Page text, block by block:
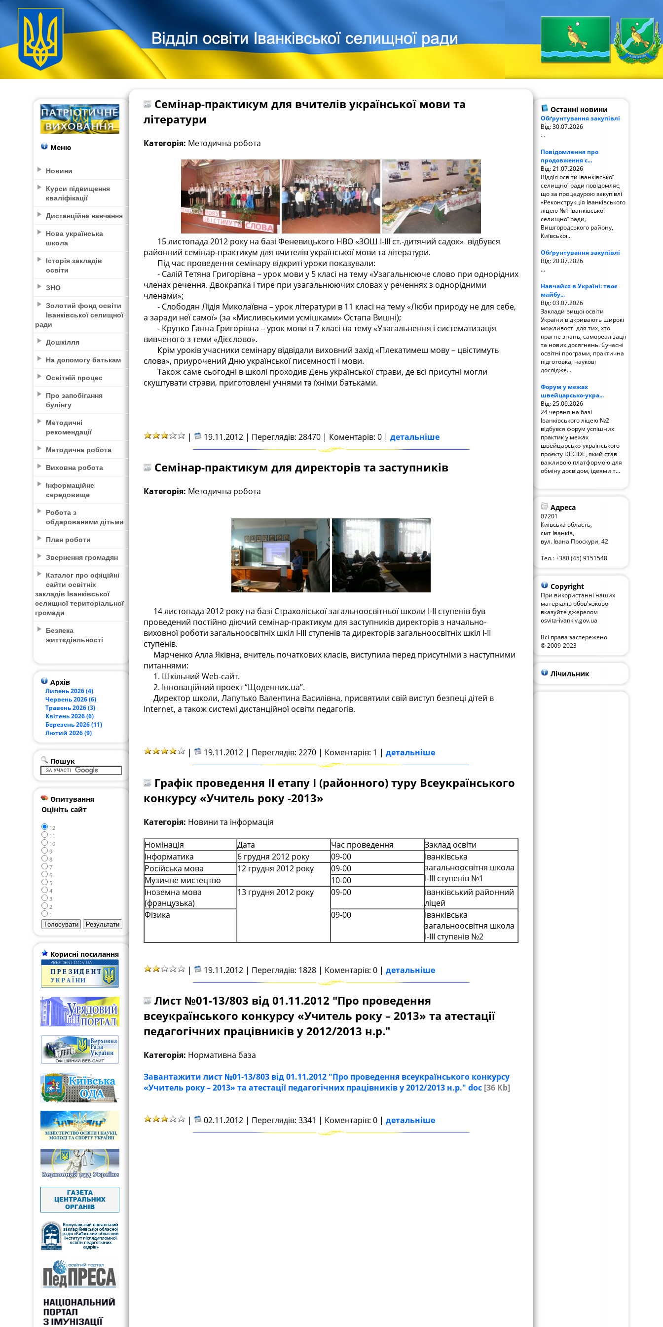
Меню
Новини
Курси підвищення
кваліфікації
Дистанційне навчання
Нова українська
школа
Історія закладів
освіти
ЗНО
Золотий фонд освіти
Іванківської селищної
ради
Дошкілля
На допомогу батькам
Освітній процес
Про запобігання
булінгу
Методичні
рекомендації
Методична робота
Виховна робота
Інформаційне
середовище
Робота з
обдарованими дітьми
План роботи
Звернення громадян
Каталог про офіційні
сайти освітніх
закладів Іванківської
селищної територіальної
громади
Безпека
життєдіяльності
Архів
Липень 2026 (4)
Червень 2026 (6)
Травень 2026 (3)
Квітень 2026 (6)
Березень 2026 (11)
Лютий 2026 (9)
Пошук
Опитування
Оцініть сайт
12
11
10
9
8
7
6
5
4
3
2
1
Корисні посилання
Семінар-практикум для вчителів української мови та
літератури
Категорія: Методична робота
15 листопада 2012 року на базі Феневицького НВО «ЗОШ І-ІІІ ст.-дитячий садок» відбувся
районний семінар-практикум для вчителів української мови та літератури.
Під час проведення семінару відкриті уроки показували:
- Салій Тетяна Григорівна – урок мови у 5 класі на тему «Узагальнююче слово при однорідних
членах речення. Двокрапка і тире при узагальнюючих словах у реченнях з однорідними
членами»;
- Слободян Лідія Миколаївна – урок літератури в 11 класі на тему «Люби природу не для себе,
а заради неї самої» (за «Мисливськими усмішками» Остапа Вишні);
- Крупко Ганна Григорівна – урок мови в 7 класі на тему «Узагальнення і систематизація
вивченого з теми «Дієслово».
Крім уроків учасники семінару відвідали виховний захід «Плекатимеш мову – цвістимуть
слова», приурочений Дню української писемності і мови.
Також саме сьогодні в школі проходив День української страви, де всі присутні могли
скуштувати страви, приготовлені учнями та їхніми батьками.
| 19.11.2012 | Переглядів: 28470 | Коментарів: 0 | детальніше
Cемінар-практикум для директорів та заступників
Категорія: Методична робота
14 листопада 2012 року на базі Страхоліської загальноосвітньої школи І-ІІ ступенів був
проведений постійно діючий семінар-практикум для заступників директорів з начально-
виховної роботи загальноосвітніх шкіл І-ІІІ ступенів та директорів загальноосвітніх шкіл І-ІІ
ступенів.
Марченко Алла Яківна, вчитель початкових класів, виступила перед присутніми з наступними
питаннями:
1. Шкільний Web-сайт.
2. Інноваційний проект “Щоденник.ua”.
Директор школи, Лапутько Валентина Василівна, присвятили свій виступ безпеці дітей в
Internet, а також системі дистанційної освіти педагогів.
| 19.11.2012 | Переглядів: 2270 | Коментарів: 1 | детальніше
Графік проведення ІІ етапу І (районного) туру Всеукраїнського
конкурсу «Учитель року -2013»
Категорія: Новини та інформація
Номінація Дата Час проведення
Заклад освіти
Інформатика
6 грудня 2012 року 09-00
Іванківська
загальноосвітня школа
І-ІІІ ступенів №1
Російська мова 12 грудня 2012 року
09-00
Музичне мистецтво
10-00
Іноземна мова
(французька)
13 грудня 2012 року 09-00
Іванківський районний
ліцей
Фізика
09-00
Іванківська
загальноосвітня школа
І-ІІІ ступенів №2
| 19.11.2012 | Переглядів: 1828 | Коментарів: 0 | детальніше
Лист №01-13/803 від 01.11.2012 "Про проведення
всеукраїнського конкурсу «Учитель року – 2013» та атестації
педагогічних працівників у 2012/2013 н.р."
Категорія: Нормативна база
Завантажити лист №01-13/803 від 01.11.2012 "Про проведення всеукраїнського конкурсу
«Учитель року – 2013» та атестації педагогічних працівників у 2012/2013 н.р." doc [36 Kb]
| 02.11.2012 | Переглядів: 3341 | Коментарів: 0 | детальніше
Останні новини
Обґрунтування закупівлі
Від: 30.07.2026
...
Повідомлення про
продовження с...
Від: 21.07.2026
Відділ освіти Іванківської
селищної ради повідомляє,
що за процедурою закупівлі
«Реконструкція Іванківського
ліцею №1 Іванківської
селищної ради,
Вишгородського району,
Київської...
Обґрунтування закупівлі
Від: 20.07.2026
...
Навчайся в Україні: твоє
майбу...
Від: 03.07.2026
Заклади вищої освіти
України відкривають широкі
можливості для тих, хто
прагне знань, самореалізації
та нових досягнень. Сучасні
освітні програми, практична
підготовка, наукові
дослідже...
Форум у межах
швейцарсько-укра...
Від: 25.06.2026
24 червня на базі
Іванківського ліцею №2
відбувся форум успішних
практик у межах
швейцарсько-українського
проєкту DECIDE, який став
важливою платформою для
обміну досвідом, ідеями т...
Адреса
07201
Київська область,
смт Іванків,
вул. Івана Проскури, 42
Тел.: +380 (45) 9151548
Copyright
При використанні наших
матеріалів обов'язково
вказуйте джерелом
osvita-ivankiv.gov.ua
Всі права застережено
© 2009-2023
Лічильник